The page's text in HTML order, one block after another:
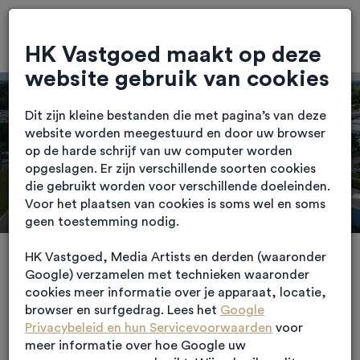
Belegging - Weert
Aan de Oude Graaf 2 in Weert is een bedrijfsobject
aangekocht via een sale-and-leaseback constructie. Bij
deze transactie zijn langdurige afspraken gemaakt
tussen de verkoper (tevens de zittende huurder) en de
HK Vastgoed maakt op deze
website gebruik van cookies
Dit zijn kleine bestanden die met pagina’s van deze
website worden meegestuurd en door uw browser
op de harde schrijf van uw computer worden
opgeslagen. Er zijn verschillende soorten cookies
die gebruikt worden voor verschillende doeleinden.
Voor het plaatsen van cookies is soms wel en soms
geen toestemming nodig.
HK Vastgoed, Media Artists en derden (waaronder
Google) verzamelen met technieken waaronder
cookies meer informatie over je apparaat, locatie,
browser en surfgedrag. Lees het Google
Privacybeleid en hun Servicevoorwaarden voor
meer informatie over hoe Google uw